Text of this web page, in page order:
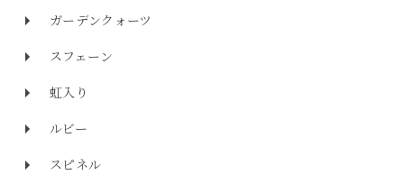
ガーデンクォーツ
スフェーン
虹入り
ルビー
スピネル